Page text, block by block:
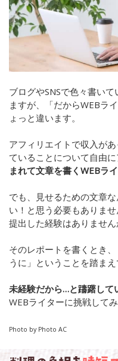
ブログやSNSで色々書い
ますが、「だからWEBラ
ょっと違います。
アフィリエイトで収入が
ていることについて自由
まれて文章を書くWEBラ
でも、見せるための文章
い！と思う必要もありま
提出した経験はありません
そのレポートを書くとき
うに」ということを踏ま
未経験だから…と躊躇して
WEBライターに挑戦して
Photo by Photo AC